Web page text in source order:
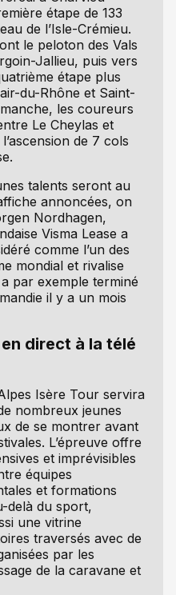
étape de 133
de l’Isle-Crémieu.
le peloton des Vals
Jallieu, puis vers
étape plus
du-Rhône et Saint-
les coureurs
Le Cheylas et
de 7 cols
talents seront au
annoncées, on
Nordhagen,
Visma Lease a
comme l’un des
mondial et rivalise
par exemple terminé
il y a un mois
direct à la télé
Isère Tour servira
nombreux jeunes
de se montrer avant
L’épreuve offre
et imprévisibles
équipes
et formations
delà du sport,
une vitrine
traversés avec de
par les
de la caravane et